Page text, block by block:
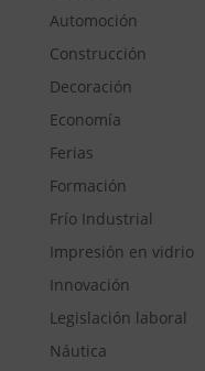
Automoción
Construcción
Decoración
Economía
Ferias
Formación
Frío Industrial
Impresión en vidrio
Innovación
Legislación laboral
Náutica